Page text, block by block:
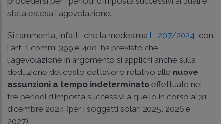
stata estesa l'agevolazione.
Si rammenta, infatti, che la medesima L. 207/2024 , con
l'art. 1 commi 399 e 400, ha previsto che
l'agevolazione in argomento si applichi anche sulla
deduzione del costo del lavoro relativo alle nuove
assunzioni a tempo indeterminato effettuate nei
tre periodi d'imposta successivi a quello in corso al 31
dicembre 2024 (per i soggetti solari 2025, 2026 e
2027).